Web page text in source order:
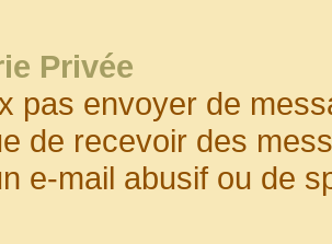
Privée
pas envoyer de
de recevoir des
e-mail abusif ou de